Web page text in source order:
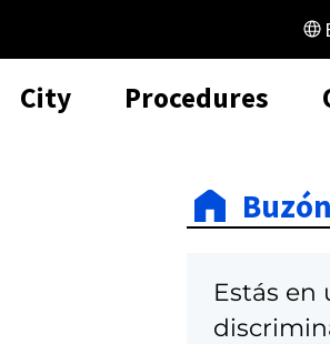
City Procedures
Estás en